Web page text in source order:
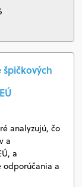
analyzujú, čo
a
a
odporúčania a